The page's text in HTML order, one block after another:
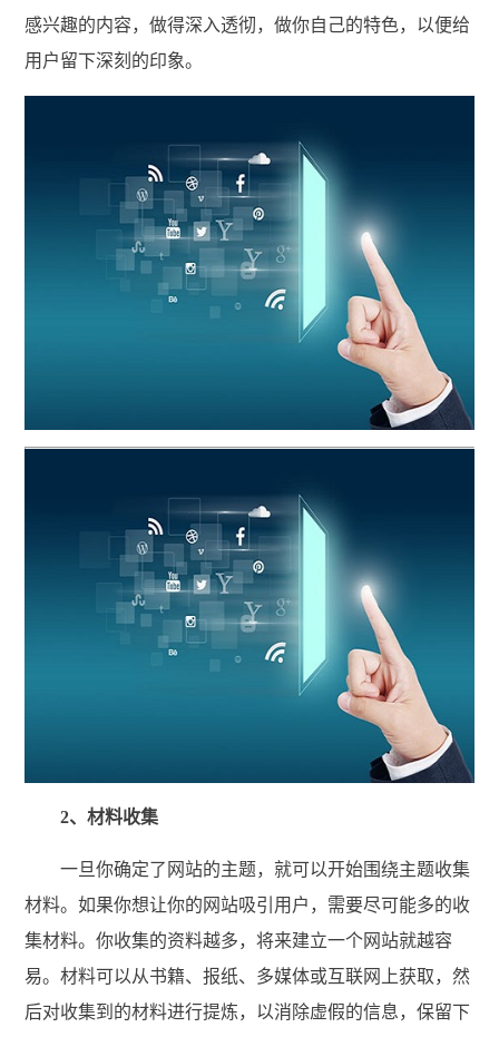
感兴趣的内容，做得深入透彻，做你自己的特色，以便给
用户留下深刻的印象。
2、材料收集
一旦你确定了网站的主题，就可以开始围绕主题收集
材料。如果你想让你的网站吸引用户，需要尽可能多的收
集材料。你收集的资料越多，将来建立一个网站就越容
易。材料可以从书籍、报纸、多媒体或互联网上获取，然
后对收集到的材料进行提炼，以消除虚假的信息，保留下